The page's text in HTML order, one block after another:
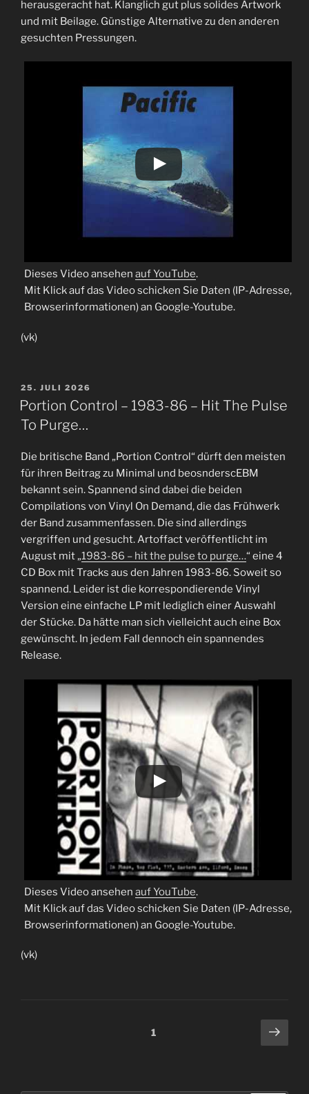
herausgeracht hat. Klanglich gut plus solides Artwork
und mit Beilage. Günstige Alternative zu den anderen
gesuchten Pressungen.
Dieses Video ansehen auf YouTube.
Mit Klick auf das Video schicken Sie Daten (IP-Adresse,
Browserinformationen) an Google-Youtube.
(vk)
VERÖFFENTLICHT
AM
25. JULI 2026
Portion Control – 1983-86 – Hit The Pulse
To Purge…
Die britische Band „Portion Control“ dürft den meisten
für ihren Beitrag zu Minimal und beosnderscEBM
bekannt sein. Spannend sind dabei die beiden
Compilations von Vinyl On Demand, die das Frühwerk
der Band zusammenfassen. Die sind allerdings
vergriffen und gesucht. Artoffact veröffentlicht im
August mit „1983-86 – hit the pulse to purge…“ eine 4
CD Box mit Tracks aus den Jahren 1983-86. Soweit so
spannend. Leider ist die korrespondierende Vinyl
Version eine einfache LP mit lediglich einer Auswahl
der Stücke. Da hätte man sich vielleicht auch eine Box
gewünscht. In jedem Fall dennoch ein spannendes
Release.
Dieses Video ansehen auf YouTube.
Mit Klick auf das Video schicken Sie Daten (IP-Adresse,
Browserinformationen) an Google-Youtube.
(vk)
Seite1